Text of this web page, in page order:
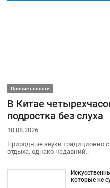
Прочие новости
В Китае
подростка без слуха
10.08.2026
Природные звуки традиционно
отдыха, однако недавний..
которые не